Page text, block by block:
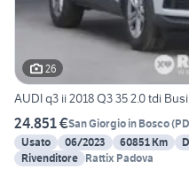
26
AUDI q3 ii 2018 Q3 35 2.0 tdi
24.851 €San Giorgio in Bosco(PD
Usato
06/2023 60851 Km
Rivenditore Rattix Padova